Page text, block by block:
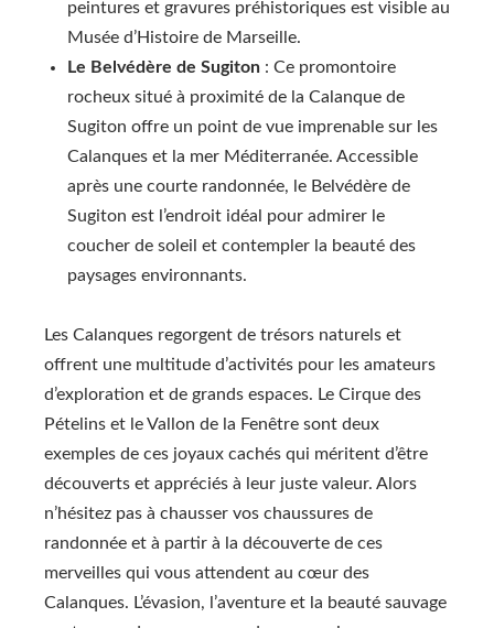
peintures et gravures préhistoriques est visible au
Musée d’Histoire de Marseille.
Le Belvédère de Sugiton : Ce promontoire
rocheux situé à proximité de la Calanque de
Sugiton offre un point de vue imprenable sur les
Calanques et la mer Méditerranée. Accessible
après une courte randonnée, le Belvédère de
Sugiton est l’endroit idéal pour admirer le
coucher de soleil et contempler la beauté des
paysages environnants.
Les Calanques regorgent de trésors naturels et
offrent une multitude d’activités pour les amateurs
d’exploration et de grands espaces. Le Cirque des
Pételins et le Vallon de la Fenêtre sont deux
exemples de ces joyaux cachés qui méritent d’être
découverts et appréciés à leur juste valeur. Alors
n’hésitez pas à chausser vos chaussures de
randonnée et à partir à la découverte de ces
merveilles qui vous attendent au cœur des
Calanques. L’évasion, l’aventure et la beauté sauvage